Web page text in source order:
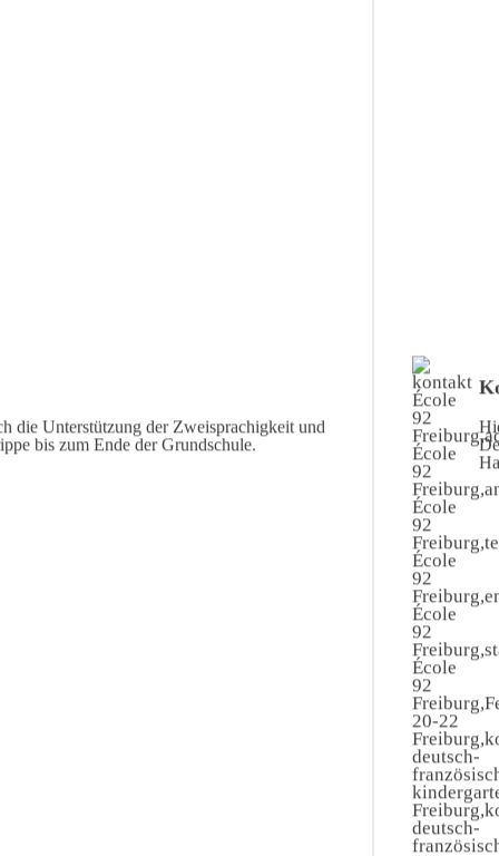
die Unterstützung der Zweisprachigkeit und
bis zum Ende der Grundschule.